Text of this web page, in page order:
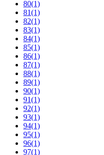
80(1)
81(1)
82(1)
83(1)
84(1)
85(1)
86(1)
87(1)
88(1)
89(1)
90(1)
91(1)
92(1)
93(1)
94(1)
95(1)
96(1)
97(1)